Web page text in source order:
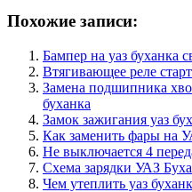
Похожие записи:
Бампер на уаз буханка
Втягивающее реле
Замена подшипника
буханка
Замок зажигания уаз
Как заменить фары на
Не выключается 4
Схема зарядки УАЗ
Чем утеплить уаз